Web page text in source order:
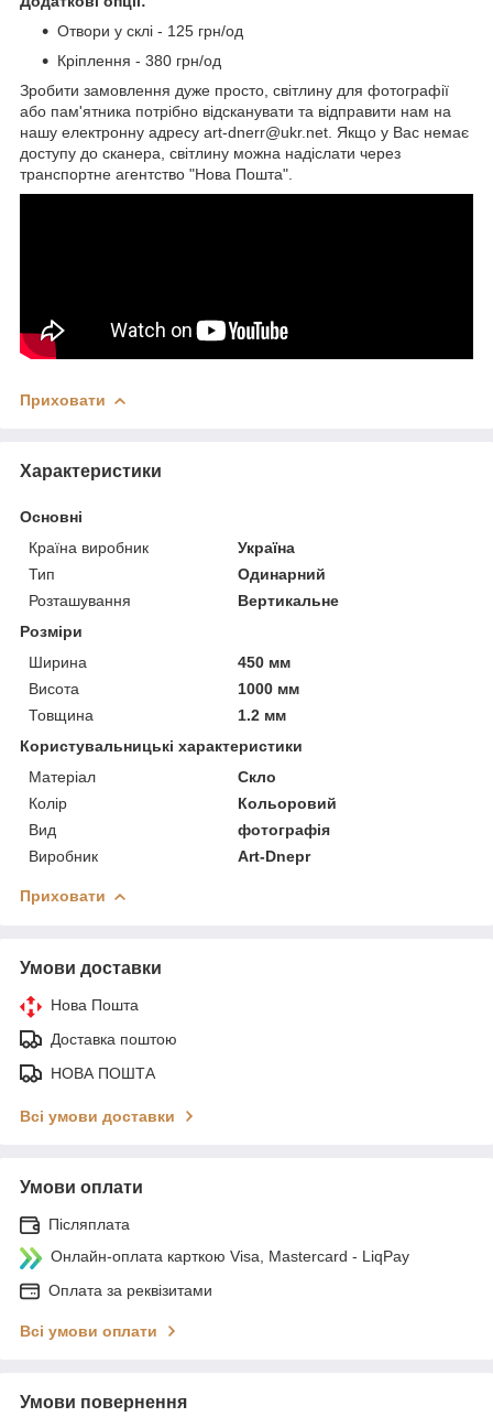
Отвори у склі - 125 грн/од
Кріплення - 380 грн/од
Зробити замовлення дуже просто, світлину для фотографії
або пам'ятника потрібно відсканувати та відправити нам на
нашу електронну адресу art-dnerr@ukr.net. Якщо у Вас немає
доступу до сканера, світлину можна надіслати через
транспортне агентство "Нова Пошта".
Приховати
Характеристики
Основні
Країна виробник
Україна
Тип
Одинарний
Розташування
Вертикальне
Розміри
Ширина
450 мм
Висота
1000 мм
Товщина
1.2 мм
Користувальницькі характеристики
Матеріал
Скло
Колір
Кольоровий
Вид
фотографія
Виробник
Art-Dnepr
Приховати
Умови доставки
Нова Пошта
Доставка поштою
НОВА ПОШТА
Всі умови доставки
Умови оплати
Післяплата
Онлайн-оплата карткою Visa, Mastercard - LiqPay
Оплата за реквізитами
Всі умови оплати
Умови повернення